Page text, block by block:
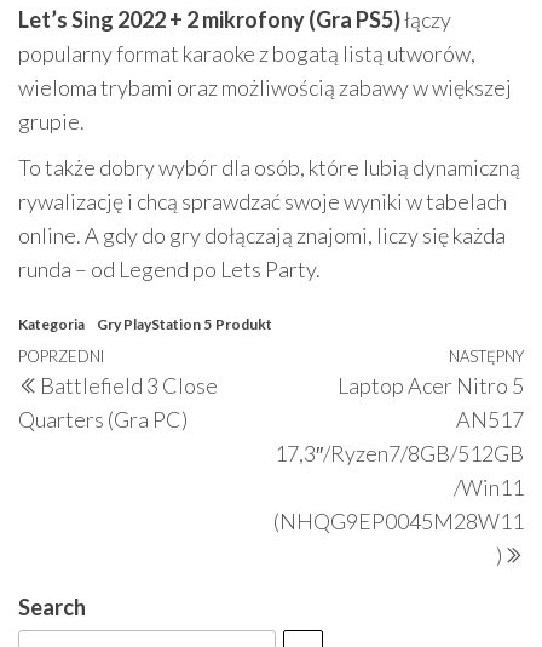
Let’s Sing 2022 + 2 mikrofony (Gra PS5)łączy
popularny format karaoke z bogatą listą utworów,
wieloma trybami oraz możliwością zabawy w większej
grupie.
To także dobry wybór dla osób, które lubią dynamiczną
rywalizację i chcą sprawdzać swoje wyniki w tabelach
online. A gdy do gry dołączają znajomi, liczy się każda
runda – od Legend po Lets Party.
Kategoria Gry PlayStation 5 Produkt
Nawigacja
wpisu
Poprzedni
wpis
POPRZEDNI
Battlefield 3 Close
Quarters (Gra PC)
NASTĘPNY
Laptop Acer Nitro 5
AN517
17,3″/Ryzen7/8GB/512GB
/Win11
(NHQG9EP0045M28W11
)
Search